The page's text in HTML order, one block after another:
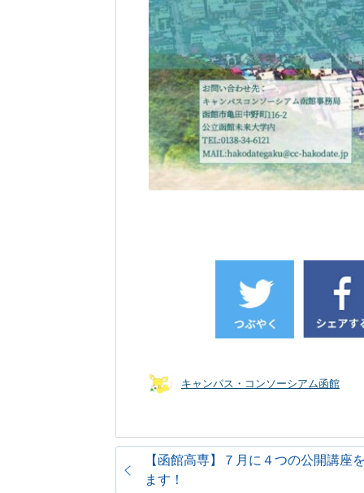
キャンパス・コンソーシアム函館
【函館高専】７月に４つの公開講座
ます！